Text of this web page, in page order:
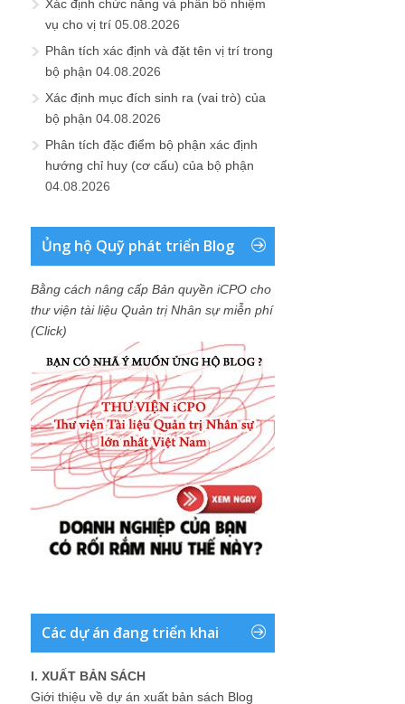
Xác định chức năng và phân bổ nhiệm
vụ cho vị trí 05.08.2026
Phân tích xác định và đặt tên vị trí trong
bộ phận 04.08.2026
Xác định mục đích sinh ra (vai trò) của
bộ phận 04.08.2026
Phân tích đặc điểm bộ phận xác định
hướng chỉ huy (cơ cấu) của bộ phận
04.08.2026
Ủng hộ Quỹ phát triển Blog
Bằng cách nâng cấp Bản quyền iCPO cho
thư viện tài liệu Quản trị Nhân sự miễn phí
(Click)
Các dự án đang triển khai
I. XUẤT BẢN SÁCH
Giới thiệu về dự án xuất bản sách Blog